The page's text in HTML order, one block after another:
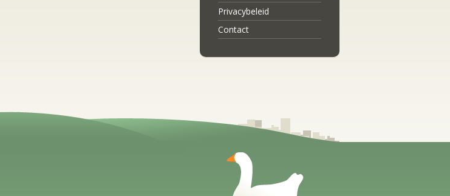
Privacybeleid
Contact